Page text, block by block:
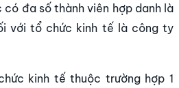
đa số thành viên hợp danh là
với tổ chức kinh tế là công ty
kinh tế thuộc trường hợp 1